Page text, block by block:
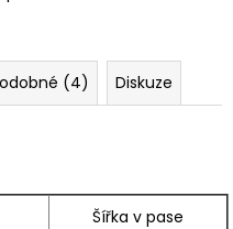
(4) Diskuze
Šířka v pase